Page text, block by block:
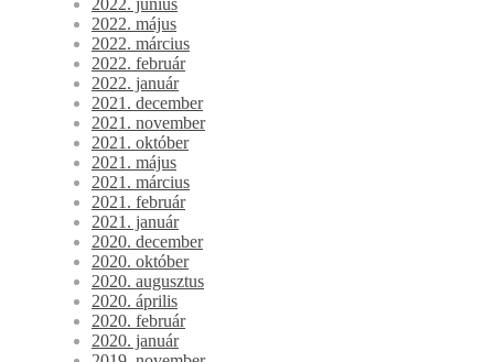
2022. május
2022. március
2022. február
2022. január
2021. december
2021. november
2021. október
2021. május
2021. március
2021. február
2021. január
2020. december
2020. október
2020. augusztus
2020. április
2020. február
2020. január